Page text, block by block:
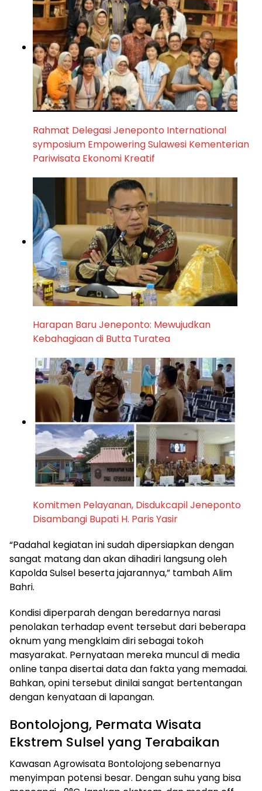
Rahmat Delegasi Jeneponto International
symposium Empowering Sulawesi Kementerian
Pariwisata Ekonomi Kreatif
Harapan Baru Jeneponto: Mewujudkan
Kebahagiaan di Butta Turatea
Komitmen Pelayanan, Disdukcapil Jeneponto
Disambangi Bupati H. Paris Yasir
“Padahal kegiatan ini sudah dipersiapkan dengan
sangat matang dan akan dihadiri langsung oleh
Kapolda Sulsel beserta jajarannya,” tambah Alim
Bahri.
Kondisi diperparah dengan beredarnya narasi
penolakan terhadap event tersebut dari beberapa
oknum yang mengklaim diri sebagai tokoh
masyarakat. Pernyataan mereka muncul di media
online tanpa disertai data dan fakta yang memadai.
Bahkan, opini tersebut dinilai sangat bertentangan
dengan kenyataan di lapangan.
Bontolojong, Permata Wisata
Ekstrem Sulsel yang Terabaikan
Kawasan Agrowisata Bontolojong sebenarnya
menyimpan potensi besar. Dengan suhu yang bisa